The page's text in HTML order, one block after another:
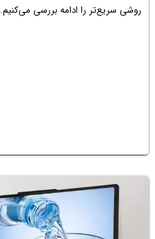
روشی سریع‌تر را ادامه بررسی می‌کنیم.